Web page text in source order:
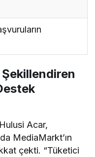
Acar,
MediaMarkt’ın
çekti. “Tüketici